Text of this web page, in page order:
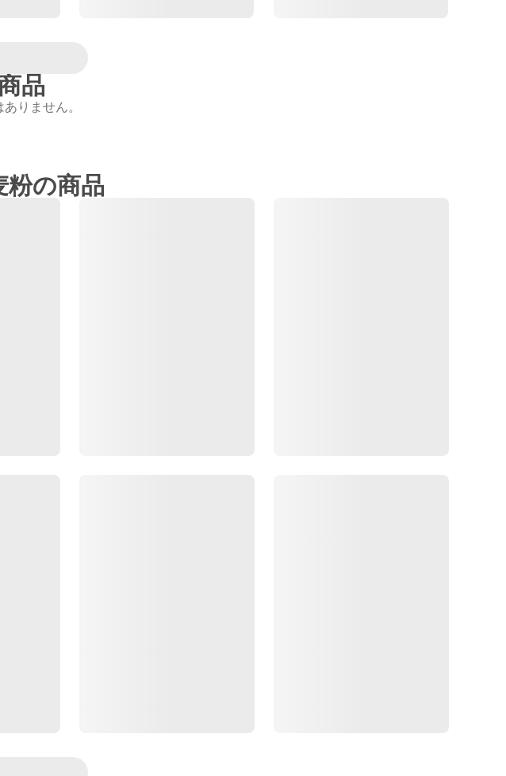
品
りません。
粉の商品